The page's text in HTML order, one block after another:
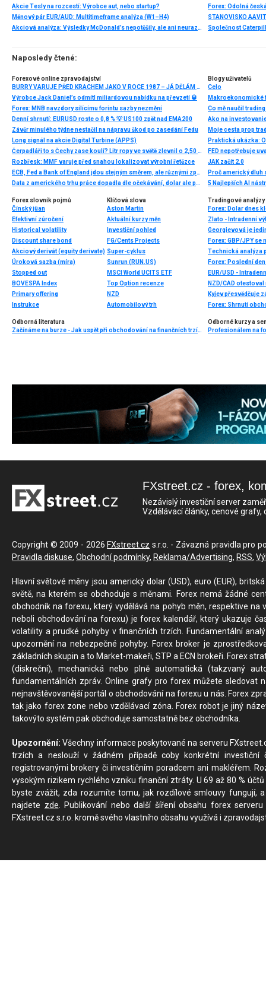
Akcie Tesly na rozcestí: Výrobce aut, nebo startup?
Měnový pár EUR/AUD: Multitimeframe analýza (W1–H4)
Akciová analýza: Výsledky McDonald’s nepotěšily, ale ani neurazily. Jakou vizi společnost prezentovala?
Naposledy čtené:
Forexové online zpravodajství
BURRY VARUJE PŘED KRACHEM JAKO V ROCE 1987 – JÁ DĚLÁM TOHLE
Výrobce Jack Daniel’s odmítl miliardovou nabídku na převzetí 🥃
Forex: MNB navzdory sílícímu forintu sazby nezmění
Denní shrnutí: EURUSD roste o 0,8 % 💡 US100 zpět nad EMA200
Závěr minulého týdne nestačil na nápravu škod po zasedání Fedu
Long signál na akcie Digital Turbine (APPS)
Čerpadláři to s Čechy zase koulí? Litr ropy ve světě zlevnil o 2,50 Kč, ale litr nafty v ČR ve stejné době zdražil o více než 1 Kč
Rozbřesk: MMF varuje před snahou lokalizovat výrobní řetězce
ECB, Fed a Bank of England jdou stejným směrem, ale různými způsoby
Data z amerického trhu práce dopadla dle očekávání, dolar ale posílil
Blogy uživatelů
Celo
Makroekonomické
Co mě naučil
Ako na
Praktická ukázka:
FED nepotřebuje
JAK začít 2.0
Proč americký dluh
5 Najlepších AI
Forex slovník pojmů
Čínský jüan
Efektivní zúročení
Historical volatility
Discount share bond
Akciový derivát (equity derivate)
Úroková sazba (míra)
Stopped out
BOVESPA Index
Primary offering
Instrukce
Klíčová slova
Aston Martin
Aktuální kurzy měn
Investiční pohled
FG/Cents Projects
Super-cyklus
Sunrun (RUN.US)
MSCI World UCITS ETF
Top Option recenze
NZD
Automobilový trh
Tradingové analýzy
Forex: Dolar dnes
Zlato - Intradenní
Georgievová je
Forex: GBP/JPY
Technická analýza
EUR/USD -
Kyjev přesvědčuje
Forex: Shrnutí
Odborná literatura
Začínáme na burze - Jak uspět při obchodování na finančních trzích (1. vydání)
Odborné kurzy a
FXstreet.cz - forex,
Nezávislý investiční server
Vzdělávací články, cenové
Copyright © 2009 - 2026 FXstreet.cz s.r.o. - Závazná pravidla pro
Pravidla diskuse, Obchodní podmínky, Reklama/Advertising, RSS,
Hlavní světové měny jsou americký dolar (USD), euro (EUR),
světě, na kterém se obchoduje s měnami. Forex nemá žádné
obchodník na forexu, který vydělává na pohyb měn, respektive
neboli obchodování na forexu) je forex kalendář, který ukazuje
volatility a prudké pohyby v finančních trzích. Fundamentální
upozornění na nebezpečné pohyby. Forex broker je
základních skupin a to Market-makeři, STP a ECN brokeři. Forex
(diskreční), mechanická nebo plně automatická (takzvaný
fundamentálních zpráv. Online grafy pro forex můžete sledovat
nejnavštěvovanější portál o obchodování na forexu u nás. Forex
tak jako forex zone nebo vzdělávací zóna. Forex robot je jiný
takovýto systém pak obchoduje samostatně bez obchodníka.
Upozornění: Všechny informace poskytované na serveru
trzích a neslouží v žádném případě coby konkrétní investiční
registrovanými brokery či investičním poradcem ani makléřem.
vysokým rizikem rychlého vzniku finanční ztráty. U 69 až 80 %
byste zvážit, zda rozumíte tomu, jak rozdílové smlouvy fungují,
najdete zde. Publikování nebo další šíření obsahu forex
FXstreet.cz s.r.o. kromě svého vlastního obsahu využívá i